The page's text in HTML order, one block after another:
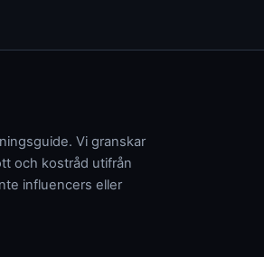
Vi granskar
och kostråd utifrån
influencers eller